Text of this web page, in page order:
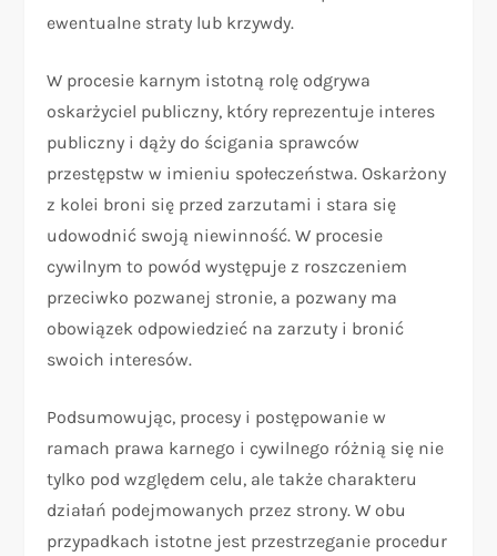
ewentualne straty lub krzywdy.
W procesie karnym istotną rolę odgrywa
oskarżyciel publiczny, który reprezentuje interes
publiczny i dąży do ścigania sprawców
przestępstw w imieniu społeczeństwa. Oskarżony
z kolei broni się przed zarzutami i stara się
udowodnić swoją niewinność. W procesie
cywilnym to powód występuje z roszczeniem
przeciwko pozwanej stronie, a pozwany ma
obowiązek odpowiedzieć na zarzuty i bronić
swoich interesów.
Podsumowując, procesy i postępowanie w
ramach prawa karnego i cywilnego różnią się nie
tylko pod względem celu, ale także charakteru
działań podejmowanych przez strony. W obu
przypadkach istotne jest przestrzeganie procedur